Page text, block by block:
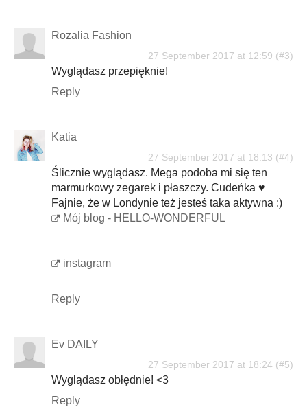
Rozalia Fashion
27 September 2017 at 12:59
Wyglądasz przepięknie!
Reply
Katia
27 September 2017 at 18:13
Ślicznie wyglądasz. Mega podoba mi się ten
marmurkowy zegarek i płaszczy. Cudeńka ♥
Fajnie, że w Londynie też jesteś taka aktywna :)
Mój blog - HELLO-WONDERFUL
instagram
Reply
Ev DAILY
27 September 2017 at 18:24
Wyglądasz obłędnie! <3
Reply